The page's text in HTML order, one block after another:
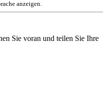
anzeigen.
Sie voran und teilen Sie Ihre